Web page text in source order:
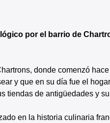
por el barrio de
donde comenzó
y que en su día fue el
tiendas de antigüedades y
en la historia culinaria